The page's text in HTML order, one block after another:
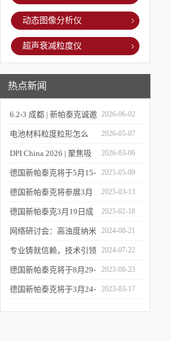
动态图像分析仪
超声衰减粒度仪
热点新闻
6.2-3 成都 | 新帕泰克诚邀
您相约CPI西南制药工业
大会
2026-06-02
电池材料粒度粒形怎么
测？德国新帕泰克邀您共
赴CIBF2026
2026-05-07
DPI China 2026 | 聚焦吸
入制剂前沿，共探技术创
新之路
2026-03-06
德国新帕泰克将于5月15-
17日参加深圳CIBF电池
展
2025-05-09
德国新帕泰克将参展3月
20-21日成都CPI制药工业
大会
2025-03-13
德国新帕泰克3月19日成
都粒度与粒形分析研讨会
诚邀参与
2025-02-18
网络研讨会：高浊度纳米
颗粒分散体系中的粒度分
析
2024-08-21
专业铸就信赖，技术引领
未来——新帕泰克中国20
周年
2024-07-22
德国新帕泰克将于8月29-
31日参加Formnext 2023
2023-08-23
德国新帕泰克将于3月24- 2023-03-17